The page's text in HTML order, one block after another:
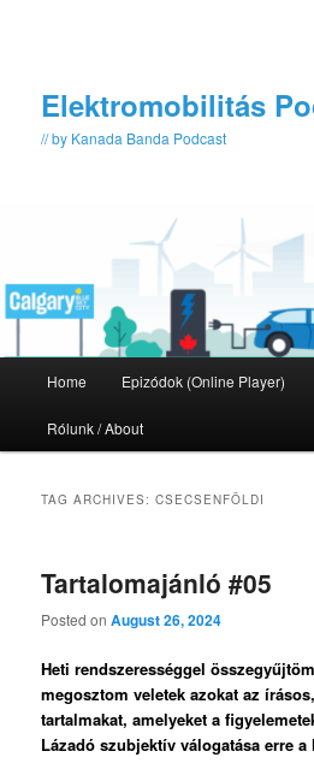
Elektromobilitás
// by Kanada Banda Podcast
Home Epizódok (Online Player)
Rólunk / About
TAG ARCHIVES:CSECSENFÖLDI
Tartalomajánló #05
Posted onAugust 26, 2024
Heti rendszerességgel
megosztom veletek azokat az
tartalmakat, amelyeket a
Lázadó szubjektív válogatása erre a